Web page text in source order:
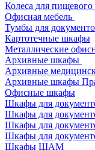
Колеса для пищевого
Офисная мебель
Тумбы для
Картотечные шкафы
Металлические
Архивные шкафы
Архивные
Архивные шкафы
Офисные шкафы
Шкафы для
Шкафы для
Шкафы для
Шкафы для
Шкафы ШАМ